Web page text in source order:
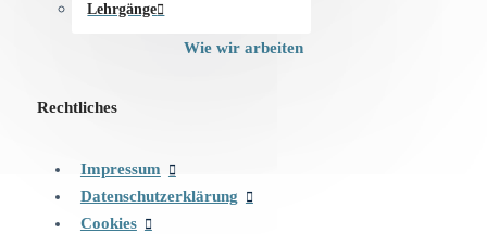
Lehrgänge
Wie wir arbeiten
Rechtliches
Impressum
Datenschutzerklärung
Cookies